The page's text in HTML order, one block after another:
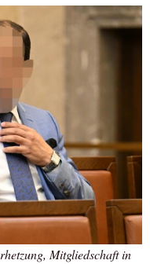
Mitgliedschaft in